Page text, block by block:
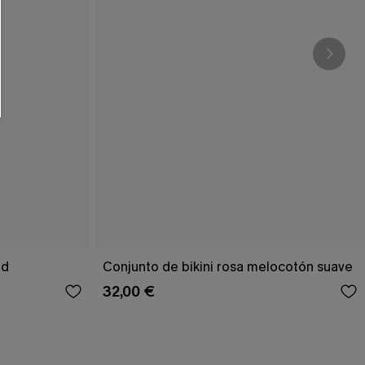
Conjunto de bikini rosa melocotón suave
32,00 €
formulario, usted acepta nuestros
de Cupshe en cualquier momento del
y ofertas adaptados a su perfil.